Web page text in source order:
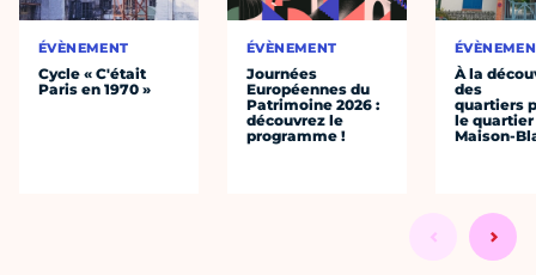
ÉVÈNEMENT
Cycle « C'était
Paris en 1970 »
ÉVÈNEMENT
Journées
Européennes du
Patrimoine 2026 :
découvrez le
programme !
À la
des
quartiers
le quartier
Maison-